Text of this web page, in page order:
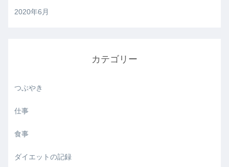
2020年6月
カテゴリー
つぶやき
仕事
食事
ダイエットの記録